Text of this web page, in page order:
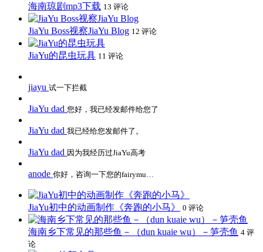
海南琼剧mp3下载 13 评论
JiaYu Boss视察JiaYu Blog 12 评论
JiaYu的昆虫玩具 11 评论
jiayu 试一下拦截
JiaYu dad 您好，我已经发邮件给您了
JiaYu dad 我已经给您发邮件了。
JiaYu dad 因为我经历过JiaYu高考
anode 你好，咨询一下您的fairymu…
JiaYu初中的动画制作《奔跑的小马》 0 评论
海南乡下常见的那些鱼－（dun kuaie wu）－笋壳鱼 4 评
论